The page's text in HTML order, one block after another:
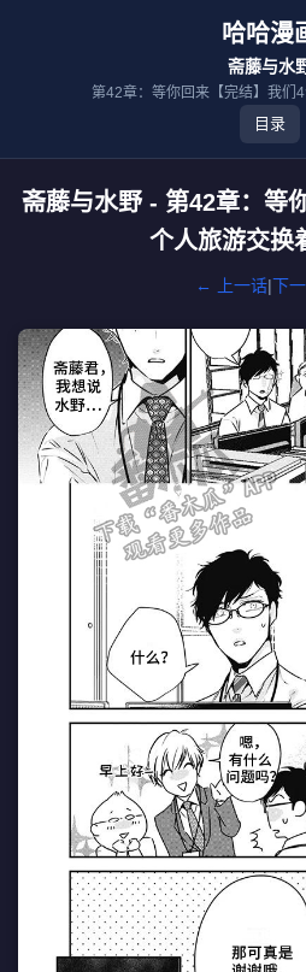
哈哈漫
斋藤与水
第42章：等你回来【完结】我们
目录
斋藤与水野 - 第42章：等
个人旅游交换
← 上一话|下